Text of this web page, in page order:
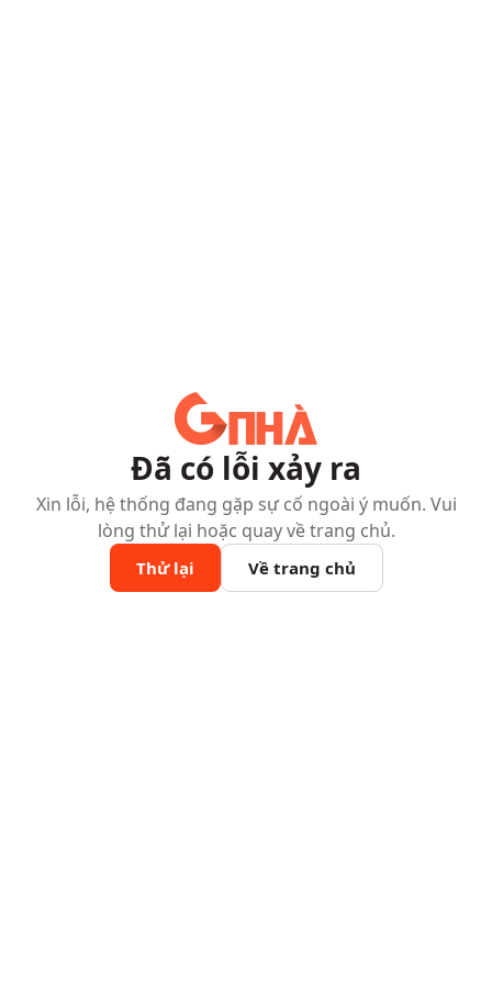
Đã có lỗi xảy ra
Xin lỗi, hệ thống đang gặp sự cố ngoài ý muốn. Vui
lòng thử lại hoặc quay về trang chủ.
Thử lại Về trang chủ